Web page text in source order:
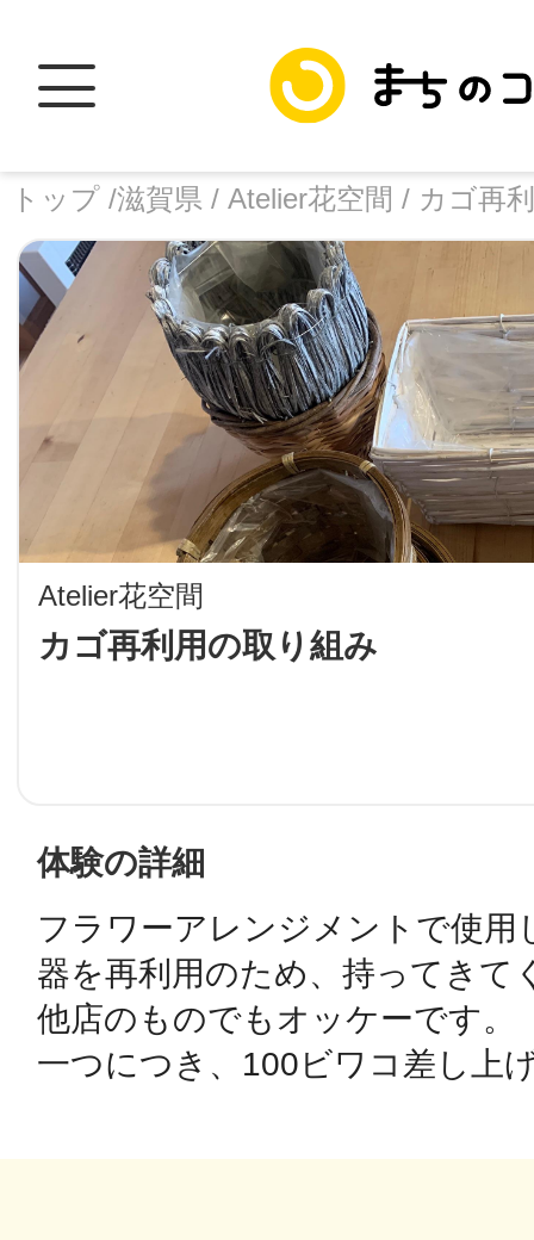
トップ /滋賀県 / Atelier花空間 / カゴ再
Atelier花空間
カゴ再利用の取り組み
facebook
LINE
メール
URLをコピー
体験の詳細
フラワーアレンジメントで使用
器を再利用のため、持ってきて
他店のものでもオッケーです。
一つにつき、100ビワコ差し上
トップ
加盟スポットに
地域に導入を
智頭